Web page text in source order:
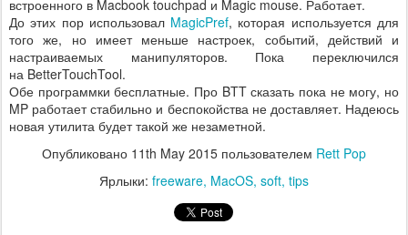
встроенного в Macbook touchpad и Magic mouse. Работает.
До этих пор использовал MagicPref, которая используется для
того же, но имеет меньше настроек, событий, действий и
настраиваемых манипуляторов. Пока переключился
на BetterTouchTool.
Обе программки бесплатные. Про BTT сказать пока не могу, но
MP работает стабильно и беспокойства не доставляет. Надеюсь
новая утилита будет такой же незаметной.
Опубликовано 11th May 2015 пользователем Rett Pop
Ярлыки: freeware MacOS soft tips